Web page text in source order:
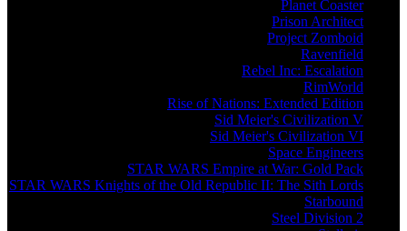
Planet Coaster
Prison Architect
Project Zomboid
Ravenfield
Rebel Inc: Escalation
RimWorld
Rise of Nations: Extended Edition
Sid Meier's Civilization V
Sid Meier's Civilization VI
Space Engineers
STAR WARS Empire at War: Gold Pack
STAR WARS Knights of the Old Republic II: The Sith Lords
Starbound
Steel Division 2